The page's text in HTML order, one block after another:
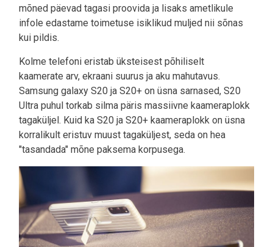
mõned päevad tagasi proovida ja lisaks ametlikule
infole edastame toimetuse isiklikud muljed nii sõnas
kui pildis.
Kolme telefoni eristab üksteisest põhiliselt
kaamerate arv, ekraani suurus ja aku mahutavus.
Samsung galaxy S20 ja S20+ on üsna sarnased, S20
Ultra puhul torkab silma päris massiivne kaameraplokk
tagaküljel. Kuid ka S20 ja S20+ kaameraplokk on üsna
korralikult eristuv muust tagaküljest, seda on hea
"tasandada" mõne paksema korpusega.